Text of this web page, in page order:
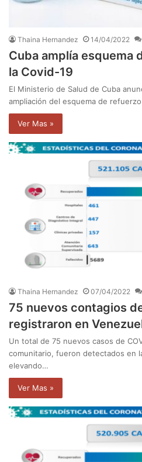
Thaina Hernandez 14/04/2022
Cuba amplía esquema
la Covid-19
El Ministerio de Salud de Cuba
ampliación del esquema de
Ver Mas »
Thaina Hernandez 07/04/2022
75 nuevos contagios
registraron en
Un total de 75 nuevos casos de
comunitario, fueron detectados en
elevando…
Ver Mas »